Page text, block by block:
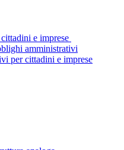
e imprese
amministrativi
per cittadini e imprese